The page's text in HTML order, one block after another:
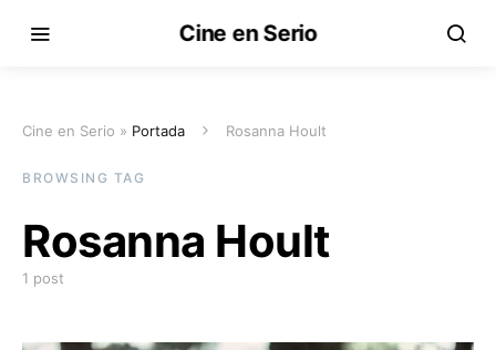
Cine en Serio
Cine en Serio » Portada Rosanna Hoult
BROWSING TAG
Rosanna Hoult
1 post